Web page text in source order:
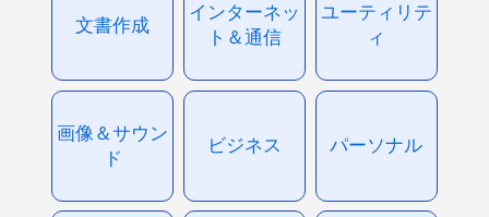
文書作成
インターネッ
ト＆通信
ユーティリテ
ィ
画像＆サウン
ド
ビジネス パーソナル